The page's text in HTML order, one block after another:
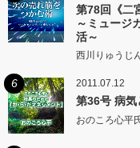
第78回《二
～ミュージ
活～
西川りゅうじ
6 2011.07.12
第36号 病気
おのころ心平